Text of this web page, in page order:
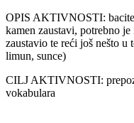
OPIS AKTIVNOSTI: bacite
kamen zaustavi, potrebno
zaustavio te reći još nešto u
limun, sunce)
CILJ AKTIVNOSTI:
vokabulara